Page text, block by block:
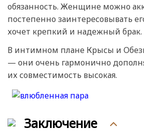
обязанность. Женщине можно
постепенно заинтересовывать
хочет крепкий и надежный брак.
В интимном плане Крысы и
— они очень гармонично
их совместимость высокая.
Заключение